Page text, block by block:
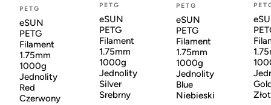
PETG
eSUN
PETG
Filament
1.75mm
1000g
Jednolity
Red
Czerwony
PETG
eSUN
PETG
Filament
1.75mm
1000g
Jednolity
Silver
Srebrny
PETG
eSUN
PETG
Filament
1.75mm
1000g
Jednolity
Blue
Niebieski